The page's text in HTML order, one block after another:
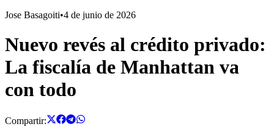
Jose Basagoiti•4 de junio de 2026
Nuevo revés al crédito privado:
La fiscalía de Manhattan va
con todo
Compartir: